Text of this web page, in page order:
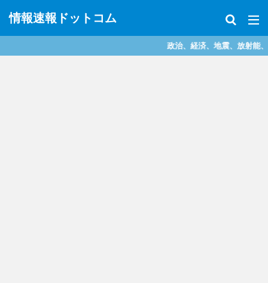
情報速報ドットコム
政治、経済、地震、放射能、災害などを中心に